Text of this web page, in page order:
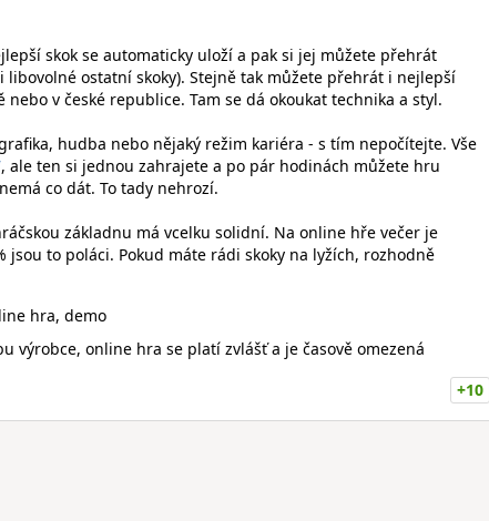
skok se automaticky uloží a pak si jej můžete přehrát
libovolné ostatní skoky). Stejně tak můžete přehrát i nejlepší
nebo v české republice. Tam se dá okoukat technika a styl.
hudba nebo nějaký režim kariéra - s tím nepočítejte. Vše
, ale ten si jednou zahrajete a po pár hodinách můžete hru
co dát. To tady nehrozí.
základnu má vcelku solidní. Na online hře večer je
jsou to poláci. Pokud máte rádi skoky na lyžích, rozhodně
hra, demo
výrobce, online hra se platí zvlášť a je časově omezená
+10